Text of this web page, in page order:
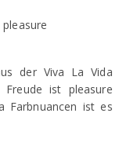
der Viva La Vida
ist pleasure
Farbnuancen ist es